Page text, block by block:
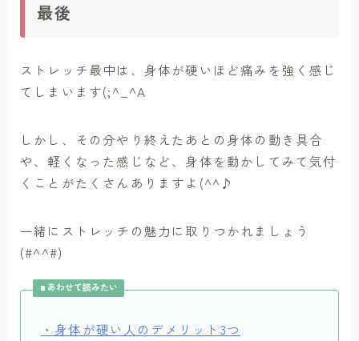
最後
ストレッチ最中は、身体が硬いほど痛みを強く感じ
てしまいます(;^_^A
しかし、その分やり終えたあとの身体の動き具合
や、軽くなった感じなど、身体を動かしてみて気付
くことがたくさんありますよ(^^♪
一緒にストレッチの魅力に取りつかれましょう
(#^^#)
あわせて読みたい
・身体が硬い人のデメリット3つ